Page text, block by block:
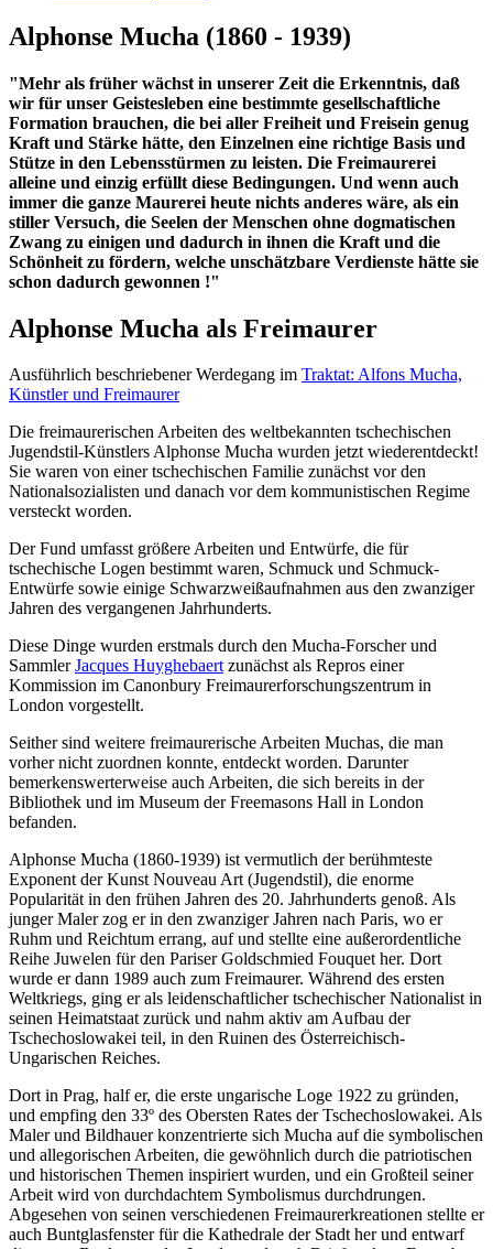
Alphonse Mucha (1860 - 1939)
"Mehr als früher wächst in unserer Zeit die Erkenntnis, daß
wir für unser Geistesleben eine bestimmte gesellschaftliche
Formation brauchen, die bei aller Freiheit und Freisein genug
Kraft und Stärke hätte, den Einzelnen eine richtige Basis und
Stütze in den Lebensstürmen zu leisten. Die Freimaurerei
alleine und einzig erfüllt diese Bedingungen. Und wenn auch
immer die ganze Maurerei heute nichts anderes wäre, als ein
stiller Versuch, die Seelen der Menschen ohne dogmatischen
Zwang zu einigen und dadurch in ihnen die Kraft und die
Schönheit zu fördern, welche unschätzbare Verdienste hätte sie
schon dadurch gewonnen !"
Alphonse Mucha als Freimaurer
Ausführlich beschriebener Werdegang im Traktat: Alfons Mucha,
Künstler und Freimaurer
Die freimaurerischen Arbeiten des weltbekannten tschechischen
Jugendstil-Künstlers Alphonse Mucha wurden jetzt wiederentdeckt!
Sie waren von einer tschechischen Familie zunächst vor den
Nationalsozialisten und danach vor dem kommunistischen Regime
versteckt worden.
Der Fund umfasst größere Arbeiten und Entwürfe, die für
tschechische Logen bestimmt waren, Schmuck und Schmuck-
Entwürfe sowie einige Schwarzweißaufnahmen aus den zwanziger
Jahren des vergangenen Jahrhunderts.
Diese Dinge wurden erstmals durch den Mucha-Forscher und
SammlerJacques Huyghebaertzunächst als Repros einer
Kommission im Canonbury Freimaurerforschungszentrum in
London vorgestellt.
Seither sind weitere freimaurerische Arbeiten Muchas, die man
vorher nicht zuordnen konnte, entdeckt worden. Darunter
bemerkenswerterweise auch Arbeiten, die sich bereits in der
Bibliothek und im Museum der Freemasons Hall in London
befanden.
Alphonse Mucha (1860-1939) ist vermutlich der berühmteste
Exponent der Kunst Nouveau Art (Jugendstil), die enorme
Popularität in den frühen Jahren des 20. Jahrhunderts genoß. Als
junger Maler zog er in den zwanziger Jahren nach Paris, wo er
Ruhm und Reichtum errang, auf und stellte eine außerordentliche
Reihe Juwelen für den Pariser Goldschmied Fouquet her. Dort
wurde er dann 1989 auch zum Freimaurer. Während des ersten
Weltkriegs, ging er als leidenschaftlicher tschechischer Nationalist in
seinen Heimatstaat zurück und nahm aktiv am Aufbau der
Tschechoslowakei teil, in den Ruinen des Österreichisch-
Ungarischen Reiches.
Dort in Prag, half er, die erste ungarische Loge 1922 zu gründen,
und empfing den 33º des Obersten Rates der Tschechoslowakei. Als
Maler und Bildhauer konzentrierte sich Mucha auf die symbolischen
und allegorischen Arbeiten, die gewöhnlich durch die patriotischen
und historischen Themen inspiriert wurden, und ein Großteil seiner
Arbeit wird von durchdachtem Symbolismus durchdrungen.
Abgesehen von seinen verschiedenen Freimaurerkreationen stellte er
auch Buntglasfenster für die Kathedrale der Stadt her und entwarf